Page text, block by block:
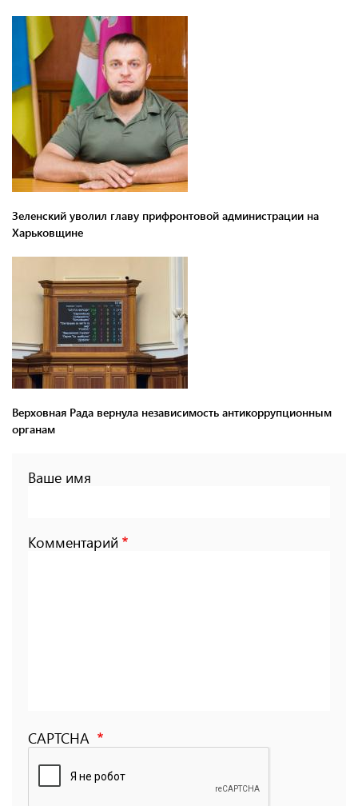
Зеленский уволил главу прифронтовой администрации на
Харьковщине
Верховная Рада вернула независимость антикоррупционным
органам
Ваше имя
Комментарий
CAPTCHA